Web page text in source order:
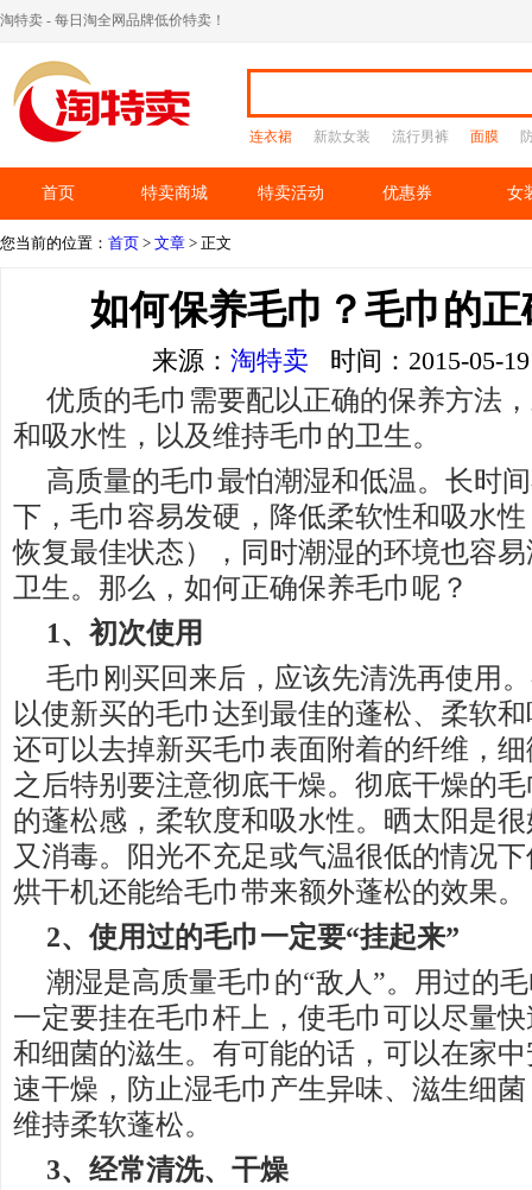
淘特卖 - 每日淘全网品牌低价特卖！
连衣裙 新款女装 流行男裤 面膜
首页 特卖商城 特卖活动 优惠券 女
您当前的位置： 首页 > 文章 > 正文
如何保养毛巾？毛巾的
来源： 淘特卖 时间：2015-05-
优质的毛巾需要配以正确的保养方法
和吸水性，以及维持毛巾的卫生。
高质量的毛巾最怕潮湿和低温。长时
下，毛巾容易发硬，降低柔软性和吸水
恢复最佳状态），同时潮湿的环境也容
卫生。那么，如何正确保养毛巾呢？
1、初次使用
毛巾刚买回来后，应该先清洗再使用
以使新买的毛巾达到最佳的蓬松、柔软
还可以去掉新买毛巾表面附着的纤维，
之后特别要注意彻底干燥。彻底干燥的
的蓬松感，柔软度和吸水性。晒太阳是
又消毒。阳光不充足或气温很低的情况
烘干机还能给毛巾带来额外蓬松的效果。
2、使用过的毛巾一定要“挂起来”
潮湿是高质量毛巾的“敌人”。用过的
一定要挂在毛巾杆上，使毛巾可以尽量
和细菌的滋生。有可能的话，可以在家
速干燥，防止湿毛巾产生异味、滋生细
维持柔软蓬松。
3、经常清洗、干燥